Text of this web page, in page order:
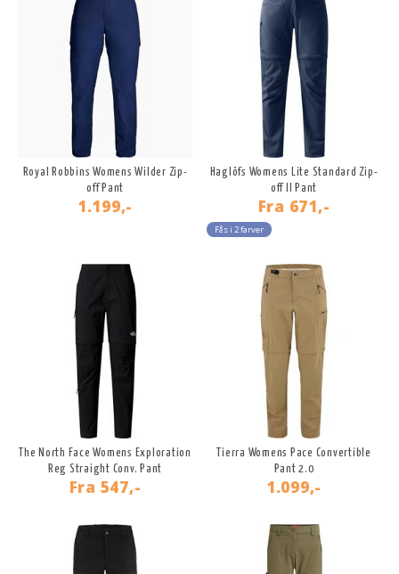
Royal Robbins Womens Wilder Zip-
off Pant
1.199,-
Haglöfs Womens Lite Standard Zip-
off II Pant
Fra 671,-
Fås i 2 farver
The North Face Womens Exploration
Reg Straight Conv. Pant
Fra 547,-
Tierra Womens Pace Convertible
Pant 2.0
1.099,-